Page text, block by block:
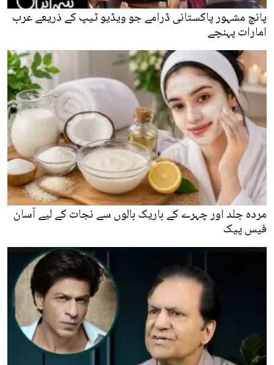
پانچ مشہور پاکستانی ڈرامے جو ویڈیو ٹیپ کے ذریعے عرب
امارات پہنچے
مردہ جلد اور چہرے کے باریک بالوں سے نجات کے لیے آسان
فیس پیک